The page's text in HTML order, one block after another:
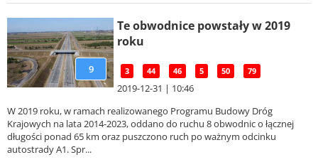
9
Te obwodnice powstały w 2019
roku
3 44 46 5 50 79
2019-12-31 | 10:46
W 2019 roku, w ramach realizowanego Programu Budowy Dróg
Krajowych na lata 2014-2023, oddano do ruchu 8 obwodnic o łącznej
długości ponad 65 km oraz puszczono ruch po ważnym odcinku
autostrady A1. Spr...